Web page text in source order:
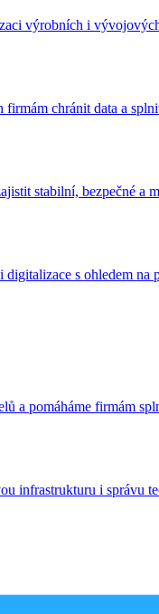
výrobních i
chránit data a
stabilní, bezpečné a
s ohledem na
a pomáháme firmám
infrastrukturu i správu